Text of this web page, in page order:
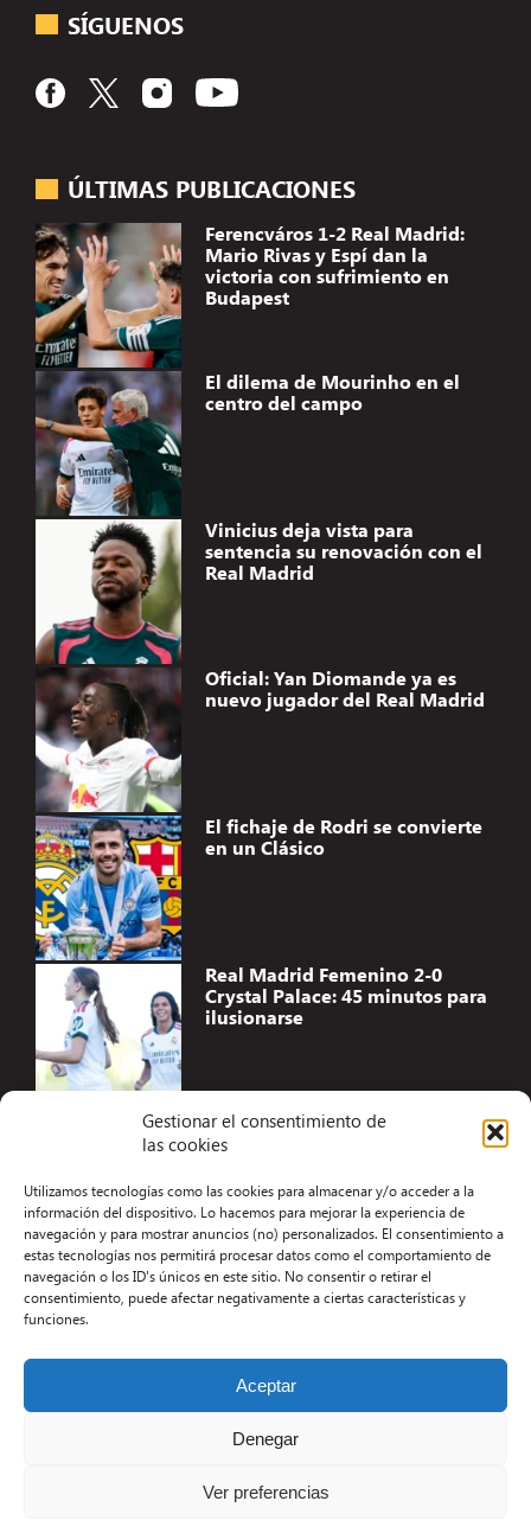
Gestionar el consentimiento de
las cookies
Utilizamos tecnologías como las cookies para almacenar y/o acceder a la
información del dispositivo. Lo hacemos para mejorar la experiencia de
navegación y para mostrar anuncios (no) personalizados. El consentimiento a
estas tecnologías nos permitirá procesar datos como el comportamiento de
navegación o los ID's únicos en este sitio. No consentir o retirar el
consentimiento, puede afectar negativamente a ciertas características y
funciones.
Aceptar
Denegar
Ver preferencias
ÚLTIMAS PUBLICACIONES
Ferencváros 1-2 Real Madrid:
Mario Rivas y Espí dan la
victoria con sufrimiento en
Budapest
El dilema de Mourinho en el
centro del campo
Vinicius deja vista para
sentencia su renovación con el
Real Madrid
Oficial: Yan Diomande ya es
nuevo jugador del Real Madrid
El fichaje de Rodri se convierte
en un Clásico
Real Madrid Femenino 2-0
Crystal Palace: 45 minutos para
ilusionarse
SÍGUENOS
Aviso Legal
Términos y condiciones
Política de privacidad
Contacto
Desarrollo Web por Kiwop